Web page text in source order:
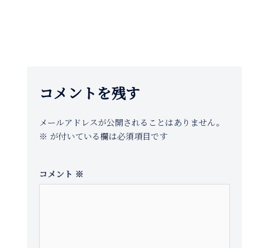
コメントを残す
メールアドレスが公開されることはありません。
※ が付いている欄は必須項目です
コメント ※